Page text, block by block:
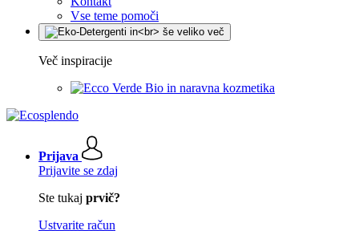
Vse teme pomoči
Več inspiracije
Bio in naravna kozmetika
Prijava
Prijavite se zdaj
Ste tukaj prvič?
Ustvarite račun